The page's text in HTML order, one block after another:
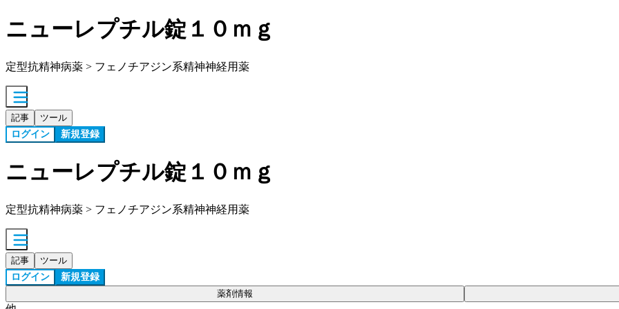
ニューレプチル錠１０ｍｇ
定型抗精神病薬 > フェノチアジン系精神神経用薬
記事 ツール
ログイン 新規登録
ニューレプチル錠１０ｍｇ
定型抗精神病薬 > フェノチアジン系精神神経用薬
記事 ツール
ログイン 新規登録
薬剤情報